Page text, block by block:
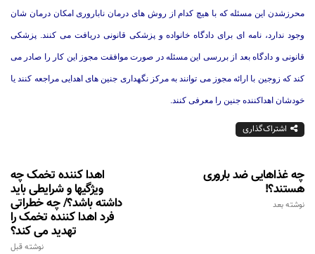
محرزشدن این مسئله که با هیچ کدام از روش های درمان ناباروری امکان درمان شان
وجود ندارد، نامه ای برای دادگاه خانواده و پزشکی قانونی دریافت می کنند. پزشکی
قانونی و دادگاه بعد از بررسی این مسئله در صورت موافقت مجوز این کار را صادر می
کند که زوجین با ارائه مجوز می توانند به مرکز نگهداری جنین های اهدایی مراجعه کنند یا
خودشان اهداکننده جنین را معرفی کنند.
اشتراک‌گذاری
اهدا کننده تخمک چه
ویژگیها و شرایطی باید
داشته باشد؟/ چه خطراتی
فرد اهدا کننده تخمک را
تهدید می کند؟
نوشته قبل
چه غذاهایی ضد باروری
هستند؟!
نوشته بعد